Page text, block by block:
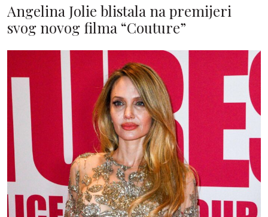
Angelina Jolie blistala na premijeri
svog novog filma “Couture”